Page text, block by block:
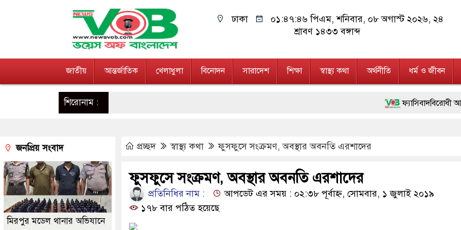
ঢাকা ০১:৪৭:৪৭ পিএম, শনিবার, ০৮ অগাস্ট ২০২৬, ২৪
শ্রাবণ ১৪৩৩ বঙ্গাব্দ
জাতীয় আন্তর্জাতিক খেলাধুলা বিনোদন সারাদেশ শিক্ষা স্বাস্থ্য কথা অর্থনীতি ধর্ম ও জীবন
শিরোনাম : ফ্যাসিবাদবিরোধী আন্দোলনে
জনগণ পরিবর্তন চেয়েছে
২৮ লাখ টাকার জাল নোটসহ
নেতৃত্ব ও গণতন্ত্রের মূর্তমান
অবৈধ বিদেশি পিস্তল,
প্রচ্ছদ স্বাস্থ্য কথা ফুসফুসে সংক্রমণ, অবস্থার অবনতি এরশাদের
ফুসফুসে সংক্রমণ, অবস্থার অবনতি এরশাদের
প্রতিনিধির নাম :
আপডেট এর সময় : ০২:৩৮ পূর্বাহ্ন, সোমবার, ১ জুলাই ২০১৯
১৭৮ বার পঠিত হয়েছে
জনপ্রিয় সংবাদ
মিরপুর মডেল থানার অভিযানে